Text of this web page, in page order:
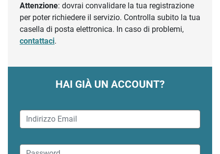
Attenzione: dovrai convalidare la tua registrazione
per poter richiedere il servizio. Controlla subito la tua
casella di posta elettronica. In caso di problemi,
contattaci.
HAI GIÀ UN ACCOUNT?